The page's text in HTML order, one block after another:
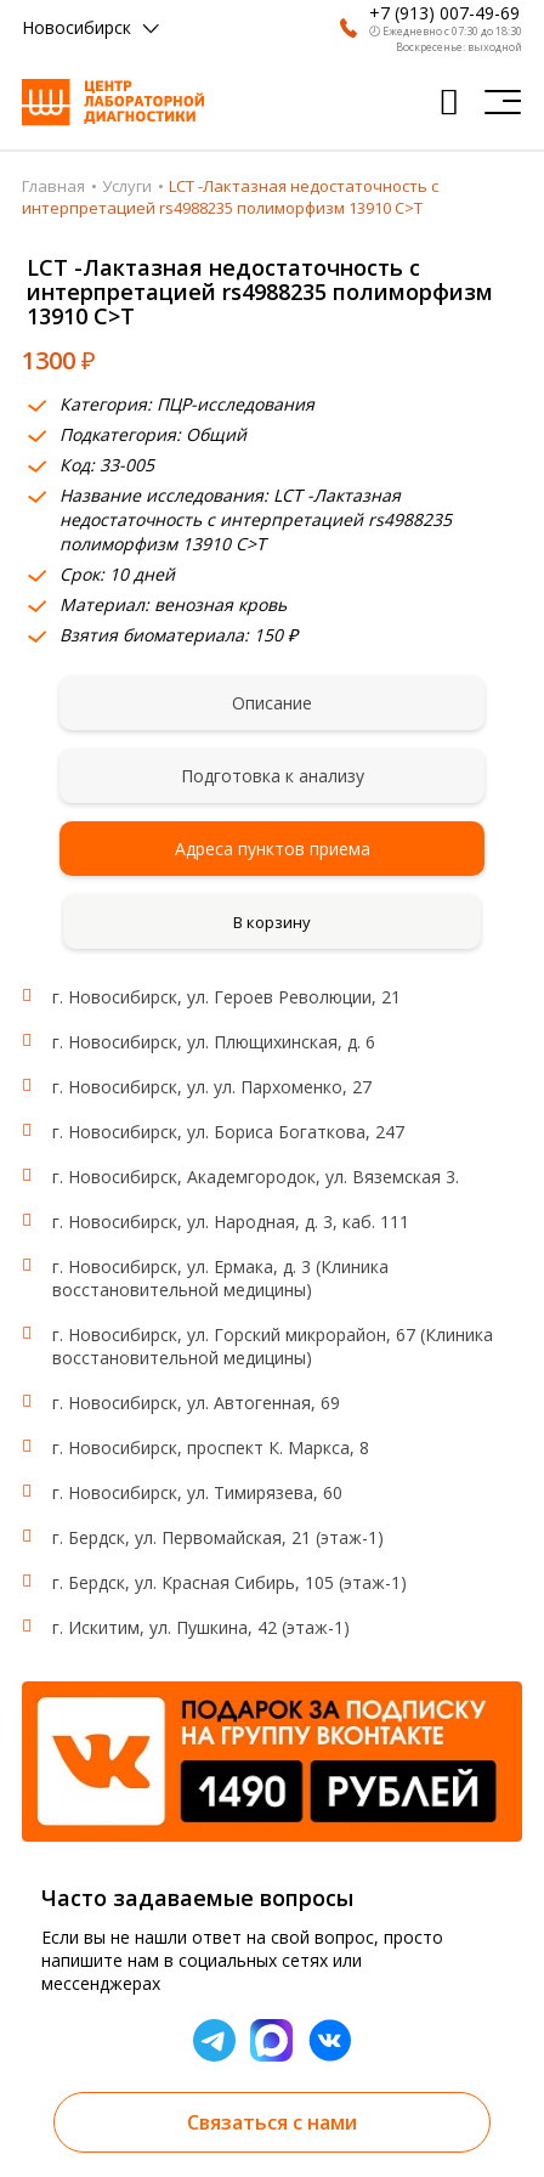
Новосибирск
+7 (913) 007-49-69
🕗 Ежедневно с 07:30 до 18:30
Воскресенье: выходной
Главная
Врачи
Получить результат
Пациентам
О компании
Где сдать
Партнерам
Главная Услуги
LCT -Лактазная недостаточность с
интерпретацией rs4988235 полиморфизм 13910 C>T
LCT -Лактазная недостаточность с
интерпретацией rs4988235 полиморфизм
13910 C>T
1300₽
Категория: ПЦР-исследования
Подкатегория: Общий
Код: 33-005
Название исследования: LCT -Лактазная
недостаточность с интерпретацией rs4988235
полиморфизм 13910 C>T
Срок: 10 дней
Материал: венозная кровь
Взятия биоматериала: 150 ₽
Описание
Подготовка к анализу
Адреса пунктов приема
В корзину
Область применения:
г. Новосибирск, ул. Героев Революции, 21
г. Новосибирск, ул. Плющихинская, д. 6
г. Новосибирск, ул. ул. Пархоменко, 27
г. Новосибирск, ул. Бориса Богаткова, 247
г. Новосибирск, Академгородок, ул. Вяземская 3.
г. Новосибирск, ул. Народная, д. 3, каб. 111
г. Новосибирск, ул. Ермака, д. 3 (Клиника
восстановительной медицины)
г. Новосибирск, ул. Горский микрорайон, 67 (Клиника
восстановительной медицины)
г. Новосибирск, ул. Автогенная, 69
г. Новосибирск, проспект К. Маркса, 8
г. Новосибирск, ул. Тимирязева, 60
г. Бердск, ул. Первомайская, 21 (этаж-1)
г. Бердск, ул. Красная Сибирь, 105 (этаж-1)
г. Искитим, ул. Пушкина, 42 (этаж-1)
Часто задаваемые вопросы
Если вы не нашли ответ на свой вопрос, просто
напишите нам в социальных сетях или
мессенджерах
Связаться с нами